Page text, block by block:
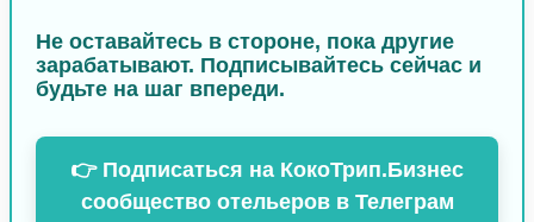
Не оставайтесь в стороне, пока другие
зарабатывают. Подписывайтесь сейчас и
будьте на шаг впереди.
👉 Подписаться на КокоТрип.Бизнес
сообщество отельеров в Телеграм